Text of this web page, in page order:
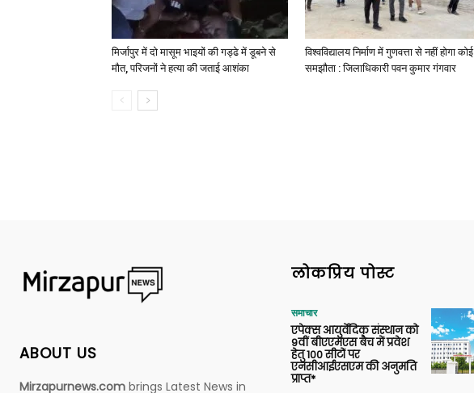
मिर्जापुर में दो मासूम भाइयों की गड्ढे में डूबने से
मौत, परिजनों ने हत्या की जताई आशंका
विश्वविद्यालय निर्माण में गुणवत्ता से नहीं होगा कोई
समझौता : जिलाधिकारी पवन कुमार गंगवार
ABOUT US
Mirzapurnews.com brings Latest News in
लोकप्रिय पोस्ट
समाचार
एपेक्स आयुर्वेदिक संस्थान को
9वीं बीएएमएस बैच में प्रवेश
हेतु 100 सीटों पर
एनसीआईएसएम की अनुमति
प्राप्त*